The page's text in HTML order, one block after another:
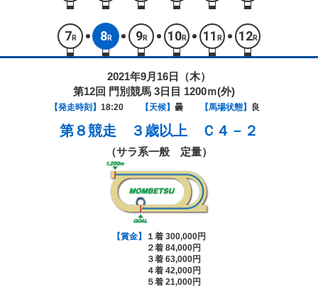
7 R 8R 9R 10R 11 R 12R
2021年9月16日（木）
第12回 門別競馬 3日目 1200ｍ(外)
【発走時刻】 18:20 【天候】 曇 【馬場状態】 良
第８競走 ３歳以上 Ｃ４－２
（サラ系一般 定量）
【賞金】
１着 300,000円
２着 84,000円
３着 63,000円
４着 42,000円
５着 21,000円